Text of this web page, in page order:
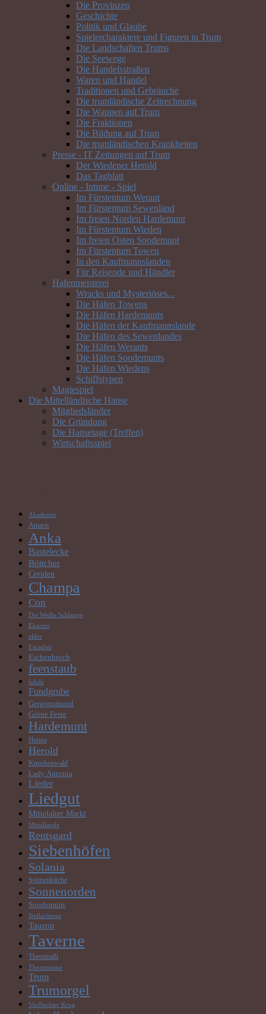
Die Provinzen
Geschichte
Politik und Glaube
Spielercharaktere und Figuren in Trum
Die Landschaften Trums
Die Seewege
Die Handelsstraßen
Waren und Handel
Traditionen und Gebräuche
Die trumländische Zeitrechnung
Die Wappen auf Trum
Die Fraktionen
Die Bildung auf Trum
Die trumländischen Krankheiten
Presse - IT Zeitungen auf Trum
Der Wiedener Herold
Das Tagblatt
Online - Intime - Spiel
Im Fürstentum Werant
Im Fürstentum Sewenland
Im freien Norden Hardemunt
Im Fürstentum Wieden
Im freien Osten Soodemunt
Im Fürstentum Towen
In den Kaufmannslanden
Für Reisende und Händler
Hafenmeisterei
Wracks und Mysteriöses...
Die Häfen Towens
Die Häfen Hardemunts
Die Häfen der Kaufmannslande
Die Häfen des Sewenlandes
Die Häfen Werants
Die Häfen Soodemunts
Die Häfen Wiedens
Schiffstypen
Magiespiel
Die Mittelländische Hanse
Mitgliedsländer
Die Gründung
Die Hansetage (Treffen)
Wirtschaftsspiel
Akademie
Amaris
Anka
Bastelecke
Böttcher
Ceriden
Champa
Con
Die Weiße Schlange
Ekarius
elder
Escadon
Eschenbruch
feenstaub
fehde
Fundgrube
Gergonsmund
Grüne Feste
Hardemunt
Henna
Herold
Knochenwald
Lady Antonia
Lieder
Liedgut
Mittelalter Markt
Mittellande
Rentsgard
Siebenhöfen
Solania
Sonnenkirche
Sonnenorden
Soodemunt
Stellarismus
Tauron
Taverne
Theotmalli
Thortmanne
Trum
Trumorgel
Verfluchter Krug